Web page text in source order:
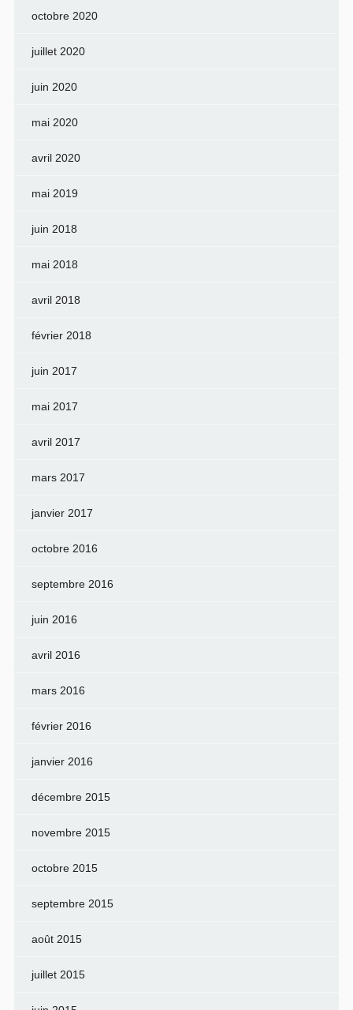
octobre 2020
juillet 2020
juin 2020
mai 2020
avril 2020
mai 2019
juin 2018
mai 2018
avril 2018
février 2018
juin 2017
mai 2017
avril 2017
mars 2017
janvier 2017
octobre 2016
septembre 2016
juin 2016
avril 2016
mars 2016
février 2016
janvier 2016
décembre 2015
novembre 2015
octobre 2015
septembre 2015
août 2015
juillet 2015